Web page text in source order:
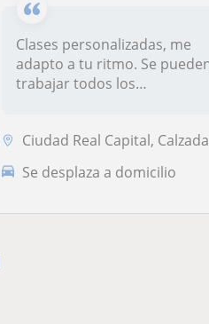
Clases personalizadas, me
adapto a tu ritmo. Se
trabajar todos los
Ciudad Real Capital, Calzada de
Se desplaza a domicilio